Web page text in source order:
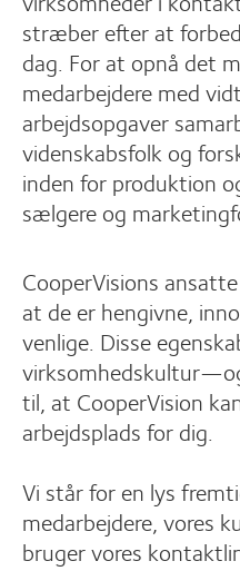
stræber efter at
dag. For at opnå det
medarbejdere med
arbejdsopgaver
videnskabsfolk og
inden for produktion
sælgere og
CooperVisions
at de er hengivne,
venlige. Disse
til, at CooperVision
arbejdsplads for dig.
Vi står for en lys
medarbejdere, vores
bruger vores